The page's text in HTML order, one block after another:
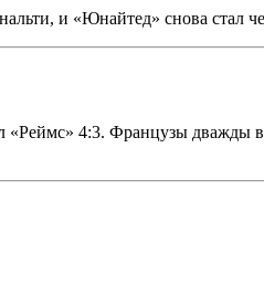
и «Юнайтед» снова стал
4:3. Французы дважды